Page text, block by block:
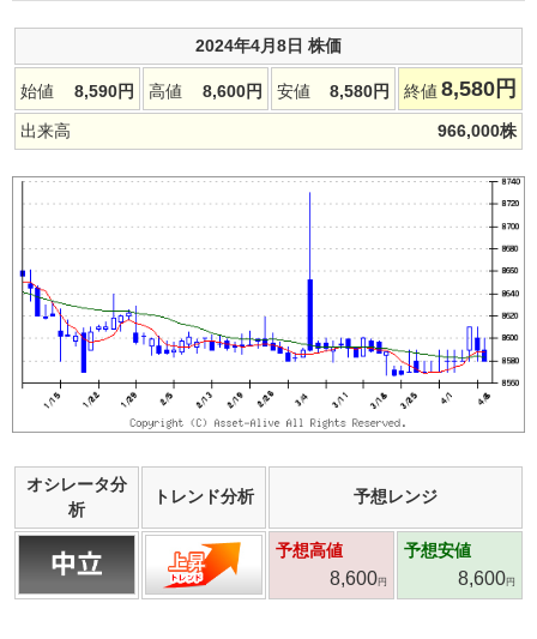
2024年4月8日 株価
始値 8,590円 高値 8,600円 安値 8,580円 終値 8,580 円
出来高 966,000株
オシレータ分
析
トレンド分析 予想レンジ
予想高値
8,600円
予想安値
8,600円